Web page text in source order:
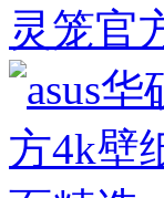
灵笼官